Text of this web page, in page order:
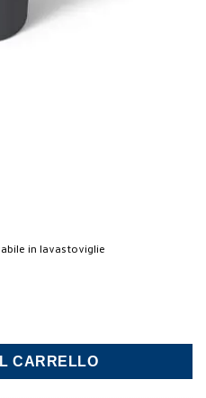
in lavastoviglie
CARRELLO